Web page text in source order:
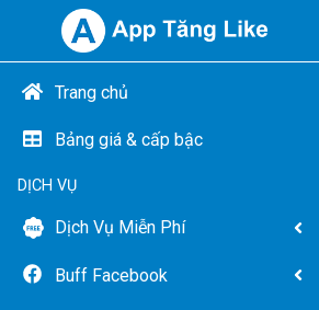
Trang chủ
Bảng giá & cấp bậc
DỊCH VỤ
Dịch Vụ Miễn Phí
Buff Facebook